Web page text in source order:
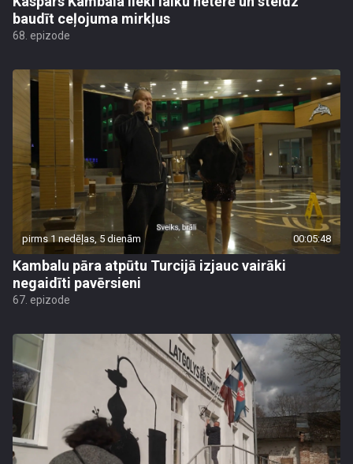
baudīt ceļojuma mirkļus
68. epizode
pirms 1 nedēļas, 5 dienām 00:05:48
Kambalu pāra atpūtu Turcijā izjauc vairāki
negaidīti pavērsieni
67. epizode